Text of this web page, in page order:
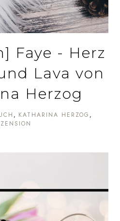
Faye - Herz
Lava von
Herzog
KATHARINA HERZOG